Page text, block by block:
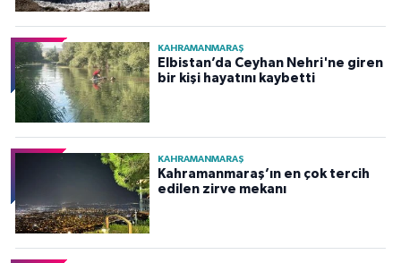
KAHRAMANMARAŞ
Elbistan’da Ceyhan Nehri'ne giren
bir kişi hayatını kaybetti
KAHRAMANMARAŞ
Kahramanmaraş’ın en çok tercih
edilen zirve mekanı